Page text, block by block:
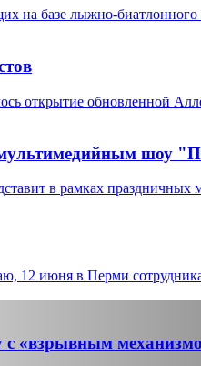
на базе лыжно-биатлонного
открытие обновленной
шоу
в рамках праздничных
12 июня в Перми
с «взрывным